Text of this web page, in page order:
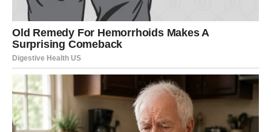
JEDNA OSOBA DONOSI